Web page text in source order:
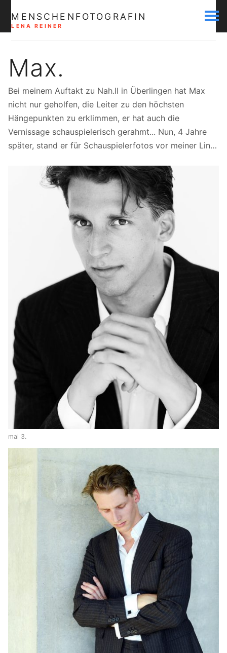
MENSCHENFOTOGRAFIN
LENA REINER
Max.
Bei meinem Auftakt zu Nah.II in Überlingen hat Max
nicht nur geholfen, die Leiter zu den höchsten
Hängepunkten zu erklimmen, er hat auch die
Vernissage schauspielerisch gerahmt... Nun, 4 Jahre
später, stand er für Schauspielerfotos vor meiner Lin…
mal 3.